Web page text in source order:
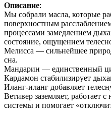
Описание:
Мы собрали масла, которые
поверхностным
процессами замедлением
состояние, ощущением
Мелисса — сильнейшее
сна.
Мандарин — единственный
Кардамон стабилизирует
Иланг-иланг добавляет
Ветивер заземляет, работает
системы и помогает